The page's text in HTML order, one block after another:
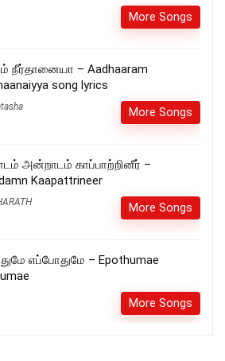
More Songs
நீர்தானையா – Aadhaaram
song lyrics
More Songs
அன்றாடம் காப்பாற்றினீர் –
Kaapattrineer
More Songs
எப்போதுமே – Epothumae
More Songs